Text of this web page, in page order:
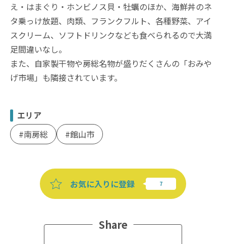
え・はまぐり・ホンビノス貝・牡蠣のほか、海鮮丼のネ
タ乗っけ放題、肉類、フランクフルト、各種野菜、アイ
スクリーム、ソフトドリンクなども食べられるので大満
足間違いなし。
また、自家製干物や房総名物が盛りだくさんの「おみや
げ市場」も隣接されています。
エリア
南房総
館山市
お気に入りに登録
Share